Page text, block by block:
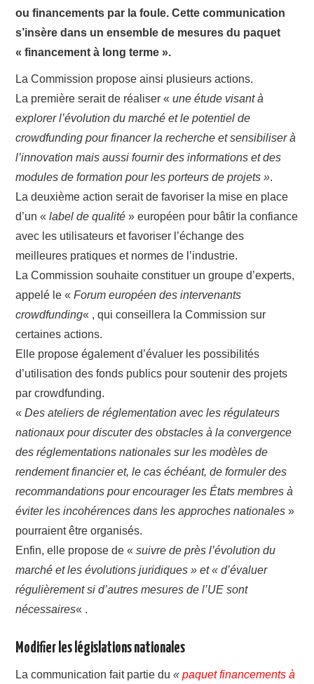
ou financements par la foule. Cette communication
s’insère dans un ensemble de mesures du paquet
« financement à long terme ».
La Commission propose ainsi plusieurs actions.
La première serait de réaliser «une étude visant à
explorer l’évolution du marché et le potentiel de
crowdfunding pour financer la recherche et sensibiliser à
l’innovation mais aussi fournir des informations et des
modules de formation pour les porteurs de projets ».
La deuxième action serait de favoriser la mise en place
d’un «label de qualité » européen pour bâtir la confiance
avec les utilisateurs et favoriser l’échange des
meilleures pratiques et normes de l’industrie.
La Commission souhaite constituer un groupe d’experts,
appelé le «Forum européen des intervenants
crowdfunding« , qui conseillera la Commission sur
certaines actions.
Elle propose également d’évaluer les possibilités
d’utilisation des fonds publics pour soutenir des projets
par crowdfunding.
«Des ateliers de réglementation avec les régulateurs
nationaux pour discuter des obstacles à la convergence
des réglementations nationales sur les modèles de
rendement financier et, le cas échéant, de formuler des
recommandations pour encourager les États membres à
éviter les incohérences dans les approches nationales »
pourraient être organisés.
Enfin, elle propose de «suivre de près l’évolution du
marché et les évolutions juridiques » et « d’évaluer
régulièrement si d’autres mesures de l’UE sont
nécessaires« .
Modifier les législations nationales
La communication fait partie du«paquet financements à